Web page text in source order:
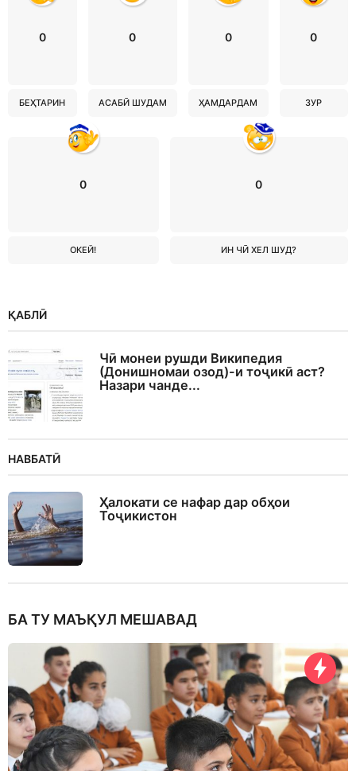
0
БЕҲТАРИН
0
АСАБӢ ШУДАМ
0
ҲАМДАРДАМ
0
ЗУР
0
ОКЕЙ!
0
ИН ЧӢ ХЕЛ ШУД?
ҚАБЛӢ
Чӣ монеи рушди Википедия
(Донишномаи озод)-и тоҷикӣ аст?
Назари чанде...
НАВБАТӢ
Ҳалокати се нафар дар обҳои
Тоҷикистон
БА ТУ МАЪҚУЛ МЕШАВАД